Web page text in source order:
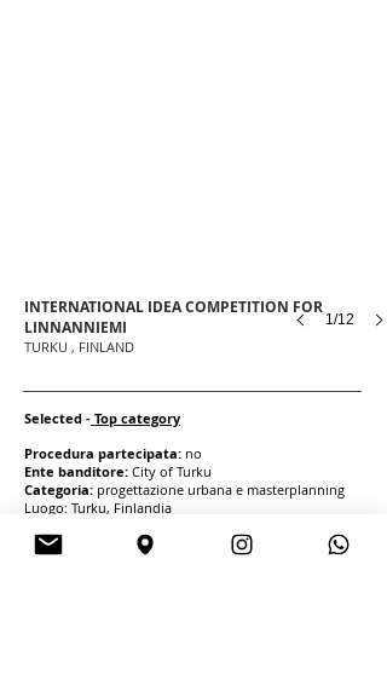
INTERNATIONAL IDEA COMPETITION FOR
LINNANNIEMI
TURKU , FINLAND
1/12
Selected - Top category
Procedura partecipata: no
Ente banditore: City of Turku
Categoria: progettazione urbana e masterplanning
Luogo: Turku, Finlandia
Anno: 2020